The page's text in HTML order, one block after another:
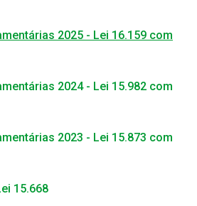
2025 - Lei 16.159 com
2024 - Lei 15.982 com
2023 - Lei 15.873 com
15.668